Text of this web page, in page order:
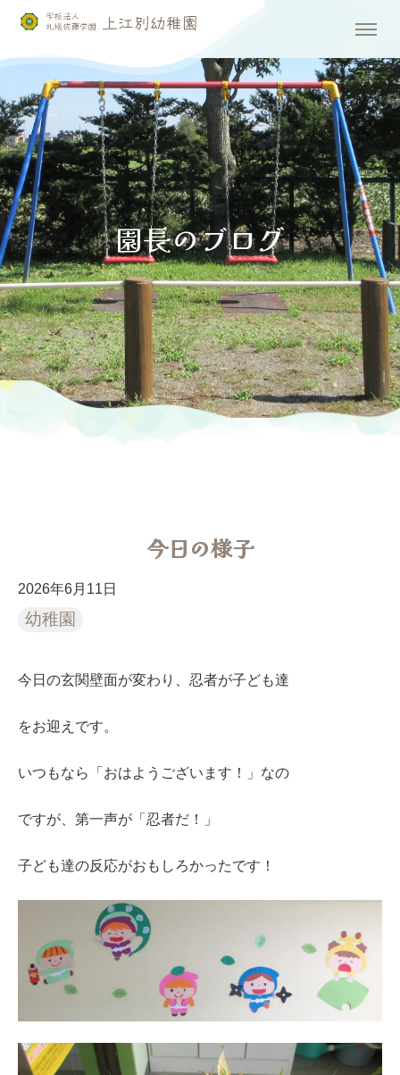
今日の様子
2026年6月11日
幼稚園
今日の玄関壁面が変わり、忍者が子ども達
をお迎えです。
いつもなら「おはようございます！」なの
ですが、第一声が「忍者だ！」
子ども達の反応がおもしろかったです！